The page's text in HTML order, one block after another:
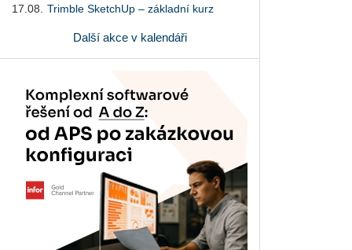
17.08.
Trimble SketchUp – základní kurz
Další akce v kalendáři